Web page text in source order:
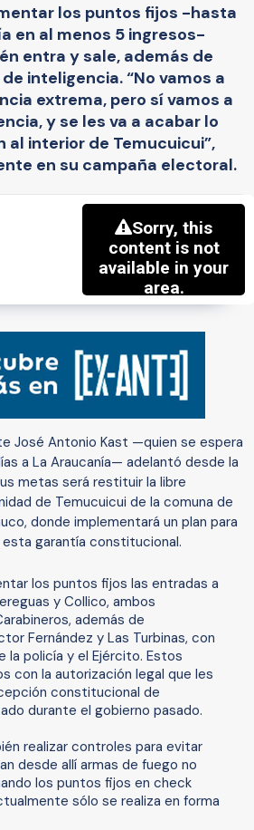
los puntos fijos -hasta
en al menos 5 ingresos-
entra y sale, además de
inteligencia. “No vamos a
extrema, pero sí vamos a
y se les va a acabar lo
al interior de Temucuicui”,
en su campaña electoral.
José Antonio Kast —quien se espera
a La Araucanía— adelantó desde la
metas será restituir la libre
de Temucuicui de la comuna de
donde implementará un plan para
garantía constitucional.
los puntos fijos las entradas a
y Collico, ambos
además de
Fernández y Las Turbinas, con
la policía y el Ejército. Estos
con la autorización legal que les
constitucional de
durante el gobierno pasado.
realizar controles para evitar
desde allí armas de fuego no
los puntos fijos en check
sólo se realiza en forma